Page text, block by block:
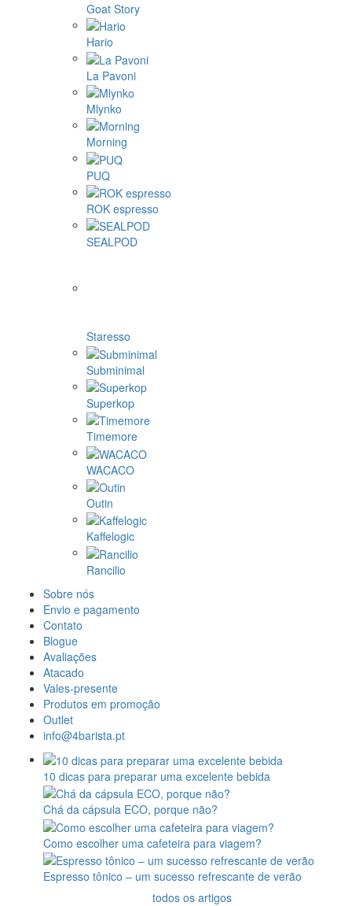
Goat Story
Hario
La Pavoni
Mlynko
Morning
PUQ
ROK espresso
SEALPOD
Staresso
Subminimal
Superkop
Timemore
WACACO
Outin
Kaffelogic
Rancilio
Sobre nós
Envio e pagamento
Contato
Blogue
Avaliações
Atacado
Vales-presente
Produtos em promoção
Outlet
info@4barista.pt
10 dicas para preparar uma excelente bebida
Chá da cápsula ECO, porque não?
Como escolher uma cafeteira para viagem?
Espresso tônico – um sucesso refrescante de verão
todos os artigos